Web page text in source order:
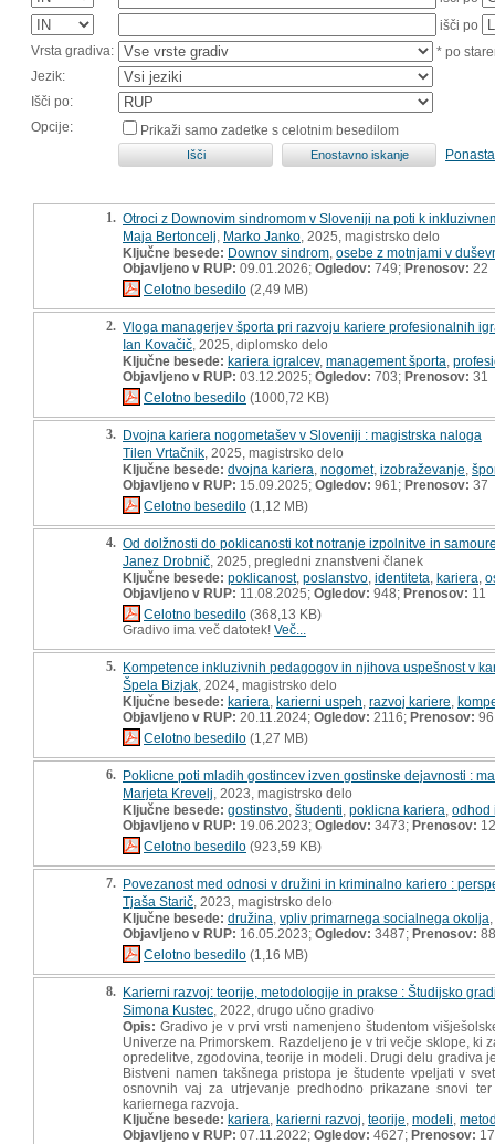
išči po
Vrsta gradiva:
* po
Jezik:
Išči po:
Opcije:
Prikaži samo zadetke s celotnim besedilom
1. Otroci z Downovim sindromom v Sloveniji na poti k
Maja Bertoncelj Marko Janko , 2025, magistrsko delo
Ključne besede: Downov sindrom osebe z motnjami v
Objavljeno v RUP: 09.01.2026; Ogledov: 749; Prenosov: 22
Celotno besedilo (2,49 MB)
2. Vloga managerjev športa pri razvoju kariere profesionalnih
Ian Kovačič , 2025, diplomsko delo
Ključne besede: kariera igralcev, management športa
Objavljeno v RUP: 03.12.2025; Ogledov: 703; Prenosov: 31
Celotno besedilo (1000,72 KB)
3. Dvojna kariera nogometašev v Sloveniji : magistrska naloga
Tilen Vrtačnik , 2025, magistrsko delo
Ključne besede: dvojna kariera nogomet, izobraževanje
Objavljeno v RUP: 15.09.2025; Ogledov: 961; Prenosov: 37
Celotno besedilo (1,12 MB)
4. Od dolžnosti do poklicanosti kot notranje izpolnitve in
Janez Drobnič , 2025, pregledni znanstveni članek
Ključne besede: poklicanost, poslanstvo identiteta kariera
Objavljeno v RUP: 11.08.2025; Ogledov: 948; Prenosov: 11
Celotno besedilo (368,13 KB)
Gradivo ima več datotek! Več...
5. Kompetence inkluzivnih pedagogov in njihova uspešnost v
Špela Bizjak , 2024, magistrsko delo
Ključne besede: kariera karierni uspeh razvoj kariere
Objavljeno v RUP: 20.11.2024; Ogledov: 2116; Prenosov: 96
Celotno besedilo (1,27 MB)
6. Poklicne poti mladih gostincev izven gostinske dejavnosti :
Marjeta Krevelj , 2023, magistrsko delo
Ključne besede: gostinstvo študenti poklicna kariera odhod
Objavljeno v RUP: 19.06.2023; Ogledov: 3473; Prenosov:
Celotno besedilo (923,59 KB)
7. Povezanost med odnosi v družini in kriminalno kariero :
Tjaša Starič , 2023, magistrsko delo
Ključne besede: družina vpliv primarnega socialnega okolja
Objavljeno v RUP: 16.05.2023; Ogledov: 3487; Prenosov: 88
Celotno besedilo (1,16 MB)
8. Karierni razvoj: teorije, metodologije in prakse : Študijsko
Simona Kustec , 2022, drugo učno gradivo
Opis: Gradivo je v prvi vrsti namenjeno študentom
Univerze na Primorskem. Razdeljeno je v tri večje sklope, ki
opredelitve, zgodovina, teorije in modeli. Drugi delu gradiva
Bistveni namen takšnega pristopa je študente vpeljati v
osnovnih vaj za utrjevanje predhodno prikazane snovi
kariernega razvoja.
Ključne besede: kariera karierni razvoj teorije modeli
Objavljeno v RUP: 07.11.2022; Ogledov: 4627; Prenosov: